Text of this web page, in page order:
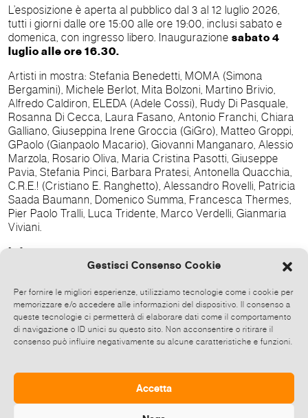
Gestisci Consenso Cookie
Per fornire le migliori esperienze, utilizziamo tecnologie come i cookie per
memorizzare e/o accedere alle informazioni del dispositivo. Il consenso a
queste tecnologie ci permetterà di elaborare dati come il comportamento
di navigazione o ID unici su questo sito. Non acconsentire o ritirare il
consenso può influire negativamente su alcune caratteristiche e funzioni.
Accetta
L’esposizione è aperta al pubblico dal 3 al 12 luglio 2026,
tutti i giorni dalle ore 15:00 alle ore 19:00, inclusi sabato e
domenica, con ingresso libero. Inaugurazione sabato 4
luglio alle ore 16.30.
Artisti in mostra: Stefania Benedetti, MOMA (Simona
Bergamini), Michele Berlot, Mita Bolzoni, Martino Brivio,
Alfredo Caldiron, ELEDA (Adele Cossi), Rudy Di Pasquale,
Rosanna Di Cecca, Laura Fasano, Antonio Franchi, Chiara
Galliano, Giuseppina Irene Groccia (GiGro), Matteo Groppi,
GPaolo (Gianpaolo Macario), Giovanni Manganaro, Alessio
Marzola, Rosario Oliva, Maria Cristina Pasotti, Giuseppe
Pavia, Stefania Pinci, Barbara Pratesi, Antonella Quacchia,
C.R.E.! (Cristiano E. Ranghetto), Alessandro Rovelli, Patricia
Saada Baumann, Domenico Summa, Francesca Thermes,
Pier Paolo Tralli, Luca Tridente, Marco Verdelli, Gianmaria
Viviani.
Info:
Contemporanea
Museo Diocesano e Capitolare di Terni
Via XI Febbraio 4, Terni